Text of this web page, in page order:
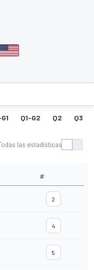
Q1-G2 Q2 Q3
las estadísticas
#
2
4
5